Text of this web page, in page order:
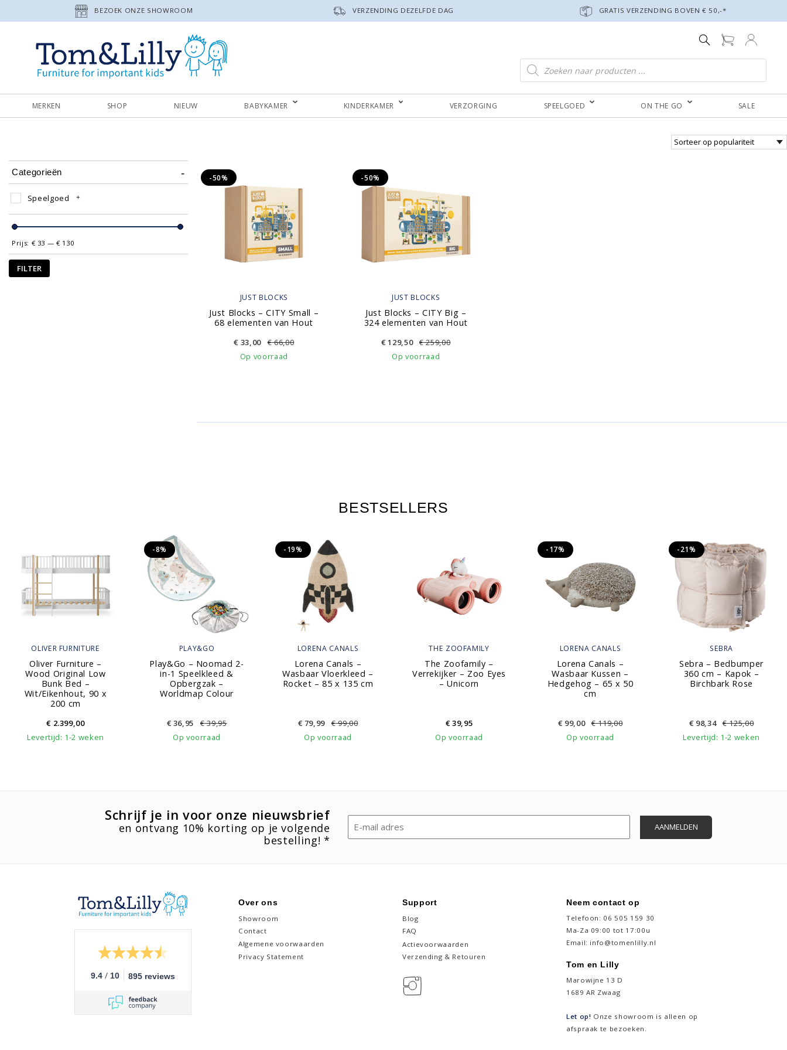
BEZOEK ONZE SHOWROOM VERZENDING DEZELFDE DAG GRATIS VERZENDING BOVEN € 50,-*
Producten zoeken
MERKEN SHOP NIEUW BABYKAMER KINDERKAMER VERZORGING SPEELGOED ON THE GO SALE
Categorieën
Speelgoed
Prijs: € 33 —€ 130
FILTER
JUST BLOCKS
Just Blocks – CITY Small –
68 elementen van Hout
€ 33,00 €66,00
-50%
Op voorraad
JUST BLOCKS
Just Blocks – CITY Big –
324 elementen van Hout
€ 129,50 €259,00
-50%
Op voorraad
BESTSELLERS
OLIVER FURNITURE
Oliver Furniture –
Wood Original Low
Bunk Bed –
Wit/Eikenhout, 90 x
200 cm
€2.399,00
Levertijd: 1-2 weken
PLAY&GO
Play&Go – Noomad 2-
in-1 Speelkleed &
Opbergzak –
Worldmap Colour
€ 36,95 €39,95
-8%
Op voorraad
LORENA CANALS
Lorena Canals –
Wasbaar Vloerkleed –
Rocket – 85 x 135 cm
€ 79,99 €99,00
-19%
Op voorraad
THE ZOOFAMILY
The Zoofamily –
Verrekijker – Zoo Eyes
– Unicorn
€39,95
Op voorraad
LORENA CANALS
Lorena Canals –
Wasbaar Kussen –
Hedgehog – 65 x 50
cm
€ 99,00 €119,00
-17%
Op voorraad
SEBRA
Sebra – Bedbumper
360 cm – Kapok –
Birchbark Rose
€ 98,34 €125,00
-21%
Levertijd: 1-2 weken
Schrijf je in voor onze nieuwsbrief
en ontvang 10% korting op je volgende
bestelling! *
(Vereist)
9.4 / 10 895 reviews
Over ons
Showroom
Contact
Algemene voorwaarden
Privacy Statement
Support
Blog
FAQ
Actievoorwaarden
Verzending & Retouren
Neem contact op
Telefoon: 06 505 159 30
Ma-Za 09:00 tot 17:00u
Email: info@tomenlilly.nl
Tom en Lilly
Marowijne 13 D
1689 AR Zwaag
Let op! Onze showroom is alleen op
afspraak te bezoeken.